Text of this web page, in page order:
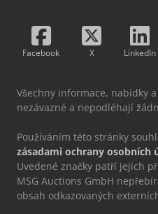
Facebook X LinkedIn
Všechny informace, nabídky
nezávazné a nepodléhají
Používáním této stránky
zásadami ochrany osobních
Uvedené značky patří jejich
MSG Auctions GmbH
obsah odkazovaných